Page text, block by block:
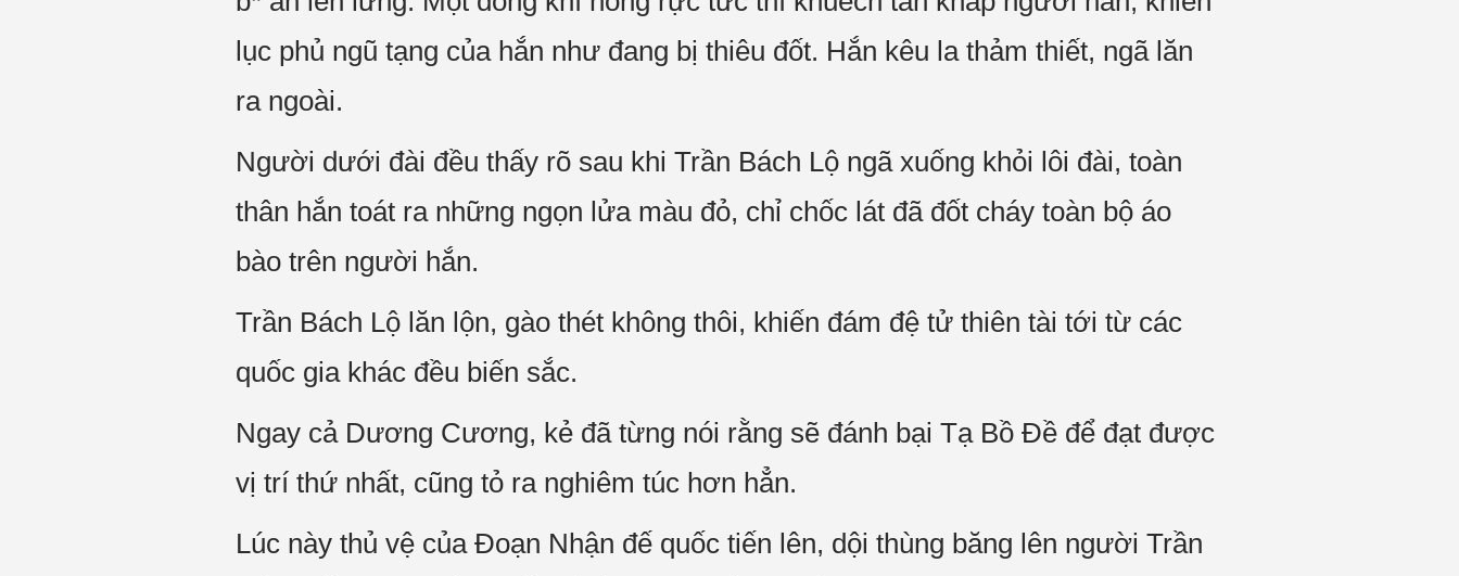
lục phủ ngũ tạng của hắn như đang bị thiêu đốt. Hắn kêu la thảm thiết, ngã lăn
ra ngoài.
Người dưới đài đều thấy rõ sau khi Trần Bách Lộ ngã xuống khỏi lôi đài, toàn
thân hắn toát ra những ngọn lửa màu đỏ, chỉ chốc lát đã đốt cháy toàn bộ áo
bào trên người hắn.
Trần Bách Lộ lăn lộn, gào thét không thôi, khiến đám đệ tử thiên tài tới từ các
quốc gia khác đều biến sắc.
Ngay cả Dương Cương, kẻ đã từng nói rằng sẽ đánh bại Tạ Bồ Đề để đạt được
vị trí thứ nhất, cũng tỏ ra nghiêm túc hơn hẳn.
Lúc này thủ vệ của Đoạn Nhận đế quốc tiến lên, dội thùng băng lên người Trần